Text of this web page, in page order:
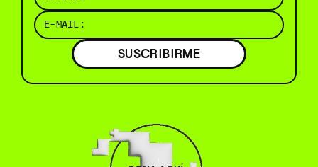
SUSCRIBIRME